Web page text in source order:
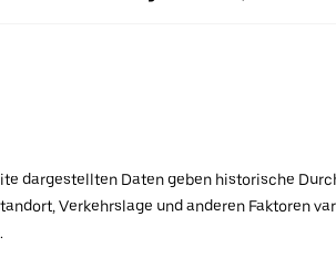
dargestellten Daten geben historische
Verkehrslage und anderen Faktoren